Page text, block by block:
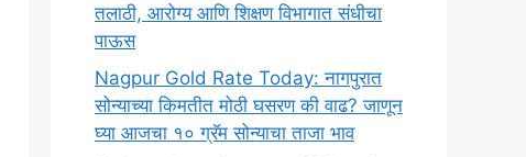
तलाठी, आरोग्य आणि शिक्षण विभागात संधीचा
पाऊस
Nagpur Gold Rate Today: नागपुरात
सोन्याच्या किमतीत मोठी घसरण की वाढ? जाणून
घ्या आजचा १० ग्रॅम सोन्याचा ताजा भाव